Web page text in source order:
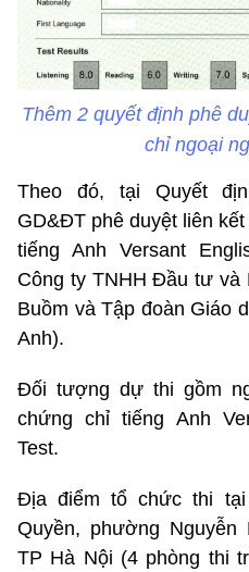
Thêm 2 quyết định phê
chỉ ngoại
Theo đó, tại Quyết
GD&ĐT phê duyệt liên
tiếng Anh Versant
Công ty TNHH Đầu tư và
Buồm và Tập đoàn Giáo
Anh).
Đối tượng dự thi gồm
chứng chỉ tiếng Anh
Test.
Địa điểm tổ chức thi
Quyền, phường
TP Hà Nội (4 phòng thi